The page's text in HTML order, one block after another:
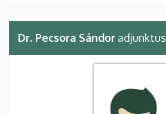
Dr. Pecsora Sándor adjunktus